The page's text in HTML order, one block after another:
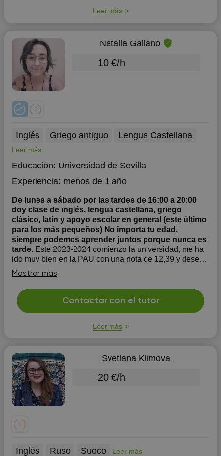
Leer más
Natalia Galiano
10 €/h
Inglés Griego antiguo Lengua Castellana
Leer más
Educación: Universidad de Sevilla
Experiencia: menos de 1 año
De lunes a sábado por las tardes de 16:00 a 20:00
doy clase de inglés, lengua castellana, griego
clásico, latín y apoyo escolar en general (este último
para los más pequeños) No importa tu edad,
siempre podemos aprender juntos porque nunca es
tarde. Este 2023-2024 comienzo la universidad, me ha
ido muy bien en la PAU con una nota de 12,39 y deseo
ayudar a los que también están por enfrentarla o bien
cualquier otra prueba en la que yo pueda servir de guía,
tengo un B1 de inglés con mención de B2 y ahora
mismo estoy en la autoescuela por las maña...
Mostrar más
Contactar con el tutor
Leer más
Svetlana Klimova
20 €/h
Inglés Ruso Sueco Leer más